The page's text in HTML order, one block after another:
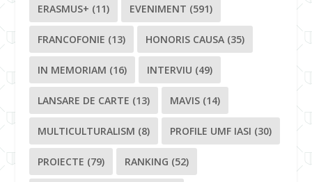
ERASMUS+ (11) EVENIMENT (591)
FRANCOFONIE (13) HONORIS CAUSA (35)
IN MEMORIAM (16) INTERVIU (49)
LANSARE DE CARTE (13) MAVIS (14)
MULTICULTURALISM (8) PROFILE UMF IASI (30)
PROIECTE (79) RANKING (52)